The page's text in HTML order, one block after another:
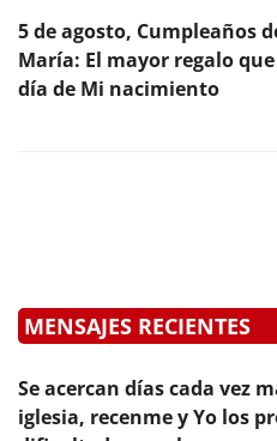
5 de agosto, Cumpleaños
María: El mayor regalo
día de Mi nacimiento
MENSAJES RECIENTES
Se acercan días cada vez
iglesia, recenme y Yo los